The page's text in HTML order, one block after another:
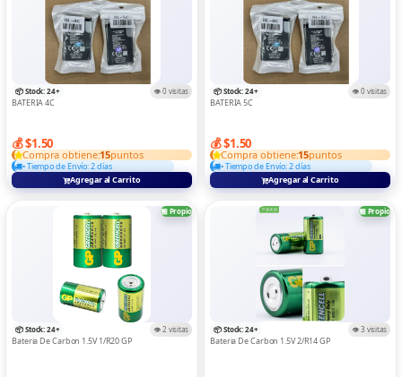
📦 Stock: 24+ 👁️ 0 visitas
BATERIA 4C
💰 $1.50
Compra obtiene:15puntos
• Tiempo de Envío: 2 días
Agregar al Carrito
📦 Stock: 24+ 👁️ 0 visitas
BATERIA 5C
💰 $1.50
Compra obtiene:15puntos
• Tiempo de Envío: 2 días
Agregar al Carrito
🏪 Propio
📦 Stock: 24+ 👁️ 2 visitas
Bateria De Carbon 1.5V 1/R20 GP
🏪 Propio
📦 Stock: 24+ 👁️ 3 visitas
Bateria De Carbon 1.5V 2/R14 GP